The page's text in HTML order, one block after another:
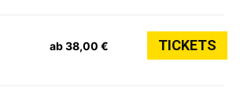
ab 38,00 € TICKETS